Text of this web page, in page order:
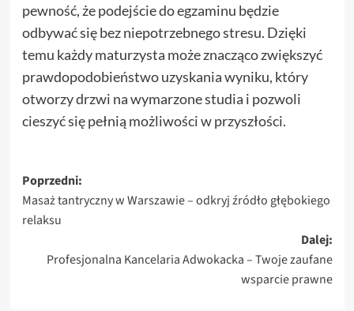
pewność, że podejście do egzaminu będzie
odbywać się bez niepotrzebnego stresu. Dzięki
temu każdy maturzysta może znacząco zwiększyć
prawdopodobieństwo uzyskania wyniku, który
otworzy drzwi na wymarzone studia i pozwoli
cieszyć się pełnią możliwości w przyszłości.
Zobacz
wpisy
Poprzedni:
Masaż tantryczny w Warszawie – odkryj źródło głębokiego
relaksu
Dalej:
Profesjonalna Kancelaria Adwokacka – Twoje zaufane
wsparcie prawne